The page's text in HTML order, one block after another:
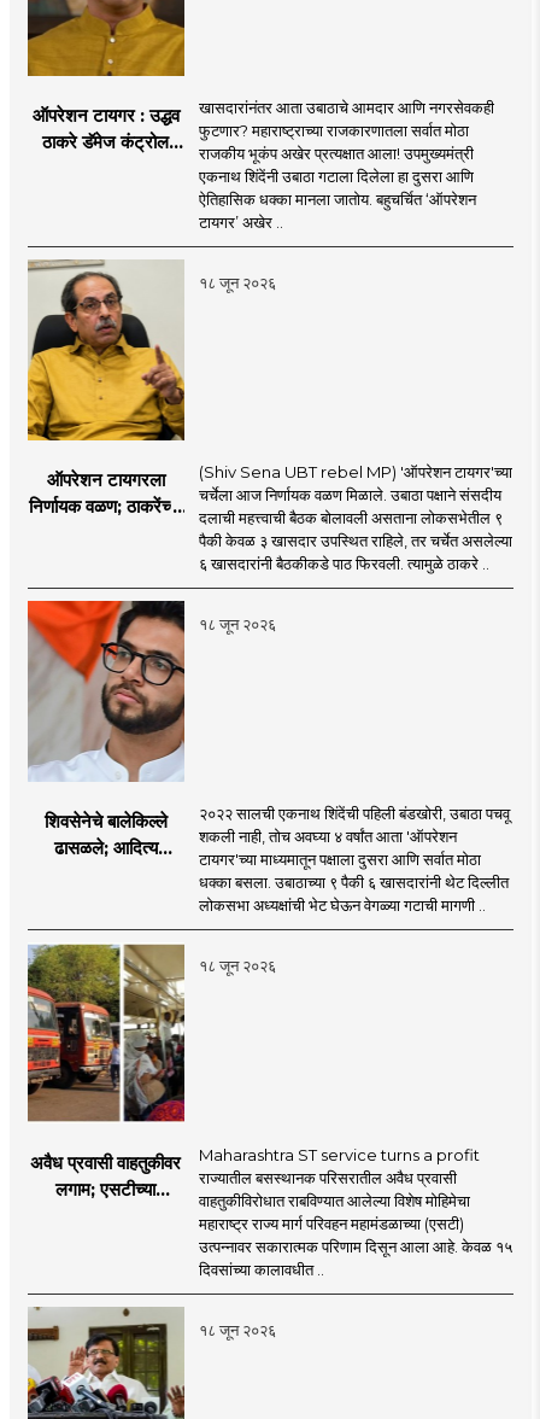
ऑपरेशन टायगर : उद्धव
ठाकरे डॅमेज कंट्रोल
शिंदेंकडे जाण्याच्या चर्चा
सुरू
खासदारांनंतर आता उबाठाचे आमदार आणि नगरसेवकही
फुटणार? महाराष्ट्राच्या राजकारणातला सर्वात मोठा
राजकीय भूकंप अखेर प्रत्यक्षात आला! उपमुख्यमंत्री
एकनाथ शिंदेंनी उबाठा गटाला दिलेला हा दुसरा आणि
ऐतिहासिक धक्का मानला जातोय. बहुचर्चित ‘ऑपरेशन
टायगर’ अखेर ..
१८ जून २०२६
ऑपरेशन टायगरला
निर्णायक वळण; ठाकरेंच्या
विलीन होण्याचा प्रस्ताव?
(Shiv Sena UBT rebel MP) 'ऑपरेशन टायगर'च्या
चर्चेला आज निर्णायक वळण मिळाले. उबाठा पक्षाने संसदीय
दलाची महत्त्वाची बैठक बोलावली असताना लोकसभेतील ९
पैकी केवळ ३ खासदार उपस्थित राहिले, तर चर्चेत असलेल्या
६ खासदारांनी बैठकीकडे पाठ फिरवली. त्यामुळे ठाकरे ..
१८ जून २०२६
शिवसेनेचे बालेकिल्ले
ढासळले; आदित्य
नेमका कुठे चुकला?
२०२२ सालची एकनाथ शिंदेंची पहिली बंडखोरी, उबाठा पचवू
शकली नाही, तोच अवघ्या ४ वर्षांत आता 'ऑपरेशन
टायगर'च्या माध्यमातून पक्षाला दुसरा आणि सर्वात मोठा
धक्का बसला. उबाठाच्या ९ पैकी ६ खासदारांनी थेट दिल्लीत
लोकसभा अध्यक्षांची भेट घेऊन वेगळ्या गटाची मागणी ..
१८ जून २०२६
अवैध प्रवासी वाहतुकीवर
लगाम; एसटीच्या
Maharashtra ST service turns a profit
राज्यातील बसस्थानक परिसरातील अवैध प्रवासी
वाहतुकीविरोधात राबविण्यात आलेल्या विशेष मोहिमेचा
महाराष्ट्र राज्य मार्ग परिवहन महामंडळाच्या (एसटी)
उत्पन्नावर सकारात्मक परिणाम दिसून आला आहे. केवळ १५
दिवसांच्या कालावधीत ..
१८ जून २०२६